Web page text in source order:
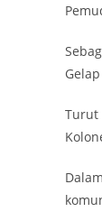
Turut